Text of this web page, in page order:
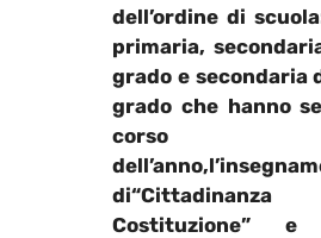
dell’ordine di
primaria,
grado e secondaria
grado che hanno
corso
di
Costituzione” e